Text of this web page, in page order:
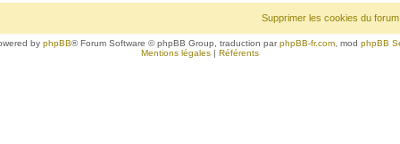
Supprimer les cookies du forum
by phpBB® Forum Software © phpBB Group, traduction parphpBB-fr.com , mod phpBB
Mentions légales | Référents